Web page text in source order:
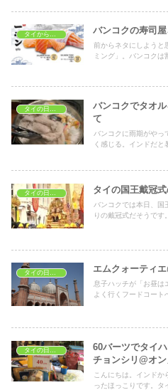
バンコクの寿司
前からネタにしようと
ミング」。バンコク
タイの日常生活
バンコクでタオ
て
バンコクに雨期がやっ
く感じる。インドだと
タイの日常生活 タイの国王戴冠
バンコクでは本日、国
りの戴冠式だそうです
エムクォーティ
息子ハッチが「お昼は
よく行くフードコート
60バーツでタイ
チョンシリ@オン
こんにちは。インド
ったほっこりです。タ